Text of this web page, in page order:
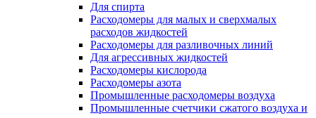
Для спирта
Расходомеры для малых и сверхмалых
расходов жидкостей
Расходомеры для разливочных линий
Для агрессивных жидкостей
Расходомеры кислорода
Расходомеры азота
Промышленные расходомеры воздуха
Промышленные счетчики сжатого воздуха и